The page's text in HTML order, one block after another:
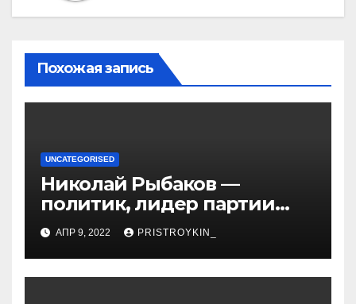
Похожая запись
UNCATEGORISED
Николай Рыбаков —
политик, лидер партии
Яблоко и его биография
АПР 9, 2022 PRISTROYKIN_